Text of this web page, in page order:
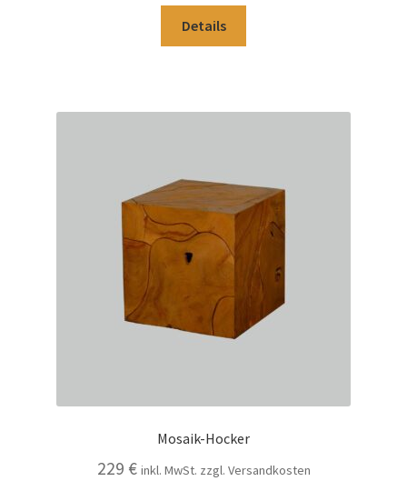
Details
Mosaik-Hocker
229 € inkl. MwSt. zzgl. Versandkosten